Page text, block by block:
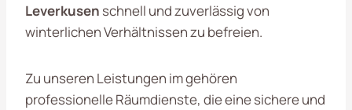
Leverkusen schnell und zuverlässig von
winterlichen Verhältnissen zu befreien.
Zu unseren Leistungen im gehören
professionelle Räumdienste, die eine sichere und